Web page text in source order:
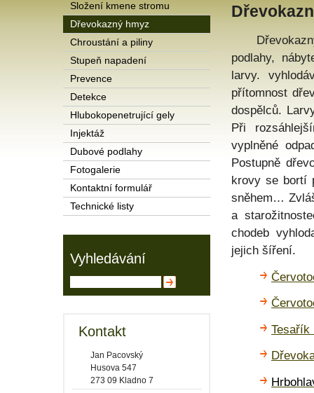
Dřevokazný
podlahy,
larvy.
přítomnost
dospělců.
Při
vyplněné
Postupně
krovy se bortí
sněhem…
a
chodeb
jejich šíření.
Tesařík
Složení kmene stromu
Dřevokazný hmyz
Chroustání a piliny
Stupeň napadení
Prevence
Detekce
Hlubokopenetrující gely
Injektáž
Dubové podlahy
Fotogalerie
Kontaktní formulář
Technické listy
Vyhledávání
Kontakt
Jan Pacovský
Husova 547
273 09 Kladno 7